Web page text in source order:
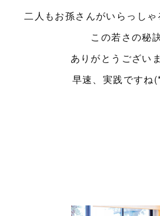
二人もお孫さんがいらっしゃ
この若さの秘
ありがとうござい
早速、実践です